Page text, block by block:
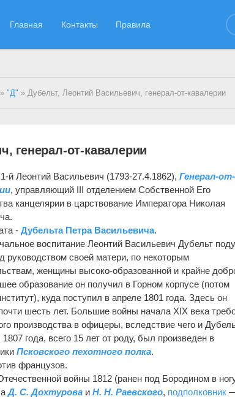
Главная Контакты Правила
»"Д" » Дубельт, Леонтий Васильевич, генерал-от-кавалерии
генерал-от-кавалерии
й Леонтий Васильевич (1793-27.4.1862),Генерал-от-
, управляющий III отделением Собственной Его
канцелярии в царствование Императора Николая
-Дубельта Петра Васильевича.
воспитание Леонтий Васильевич Дубельт
руководством своей матери, по некоторым
женщины высоко-образованной и крайне
образование он получил в Горном корпусе (потом
куда поступил в апреле 1801 года. Здесь он
шесть лет. Большие войны начала XIX века
производства в офицеры, вследствие чего и
года, всего 15 лет от роду, был произведен в
Псковского пехотного полка.
французов.
войны 1812 (ранен под Бородином в
Д. С. Дохтурова иH. Н. Раевского, подполковник